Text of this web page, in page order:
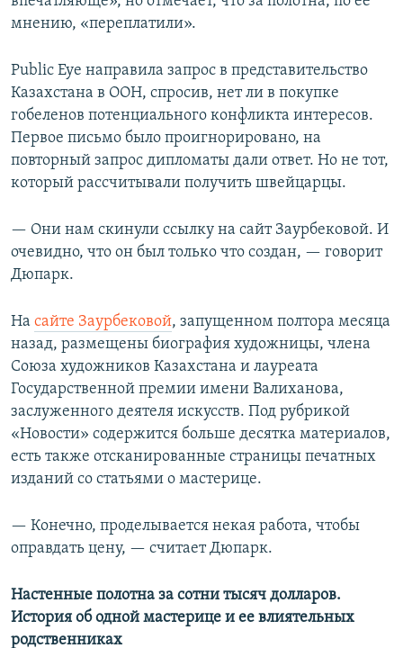
мнению, «переплатили».
Public Eye направила запрос в представительство
Казахстана в ООН, спросив, нет ли в покупке
гобеленов потенциального конфликта интересов.
Первое письмо было проигнорировано, на
повторный запрос дипломаты дали ответ. Но не тот,
который рассчитывали получить швейцарцы.
— Они нам скинули ссылку на сайт Заурбековой. И
очевидно, что он был только что создан, — говорит
Дюпарк.
На сайте Заурбековой, запущенном полтора месяца
назад, размещены биография художницы, члена
Союза художников Казахстана и лауреата
Государственной премии имени Валиханова,
заслуженного деятеля искусств. Под рубрикой
«Новости» содержится больше десятка материалов,
есть также отсканированные страницы печатных
изданий со статьями о мастерице.
— Конечно, проделывается некая работа, чтобы
оправдать цену, — считает Дюпарк.
Настенные полотна за сотни тысяч долларов.
История об одной мастерице и ее влиятельных
родственниках